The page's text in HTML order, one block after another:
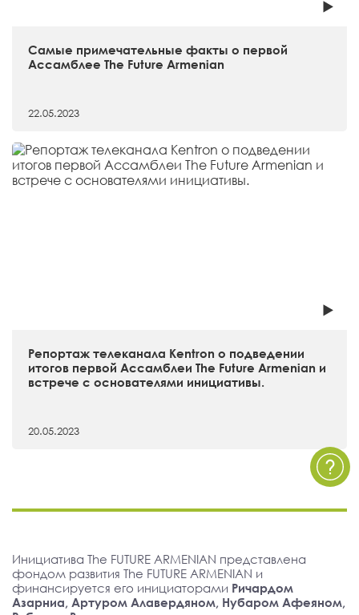
Самые примечательные факты о первой
Ассамблее The Future Armenian
22.05.2023
Репортаж телеканала Kentron о подведении
итогов первой Ассамблеи The Future Armenian и
встрече с основателями инициативы.
20.05.2023
Инициатива The FUTURE ARMENIAN представлена
фондом развития The FUTURE ARMENIAN и
финансируется его инициаторами Ричардом
Азарниа, Артуром Алавердяном, Нубаром Афеяном,